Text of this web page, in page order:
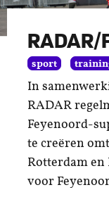
sport
In
RADAR
Feyenoord-
te creëren
Rotterdam en
voor